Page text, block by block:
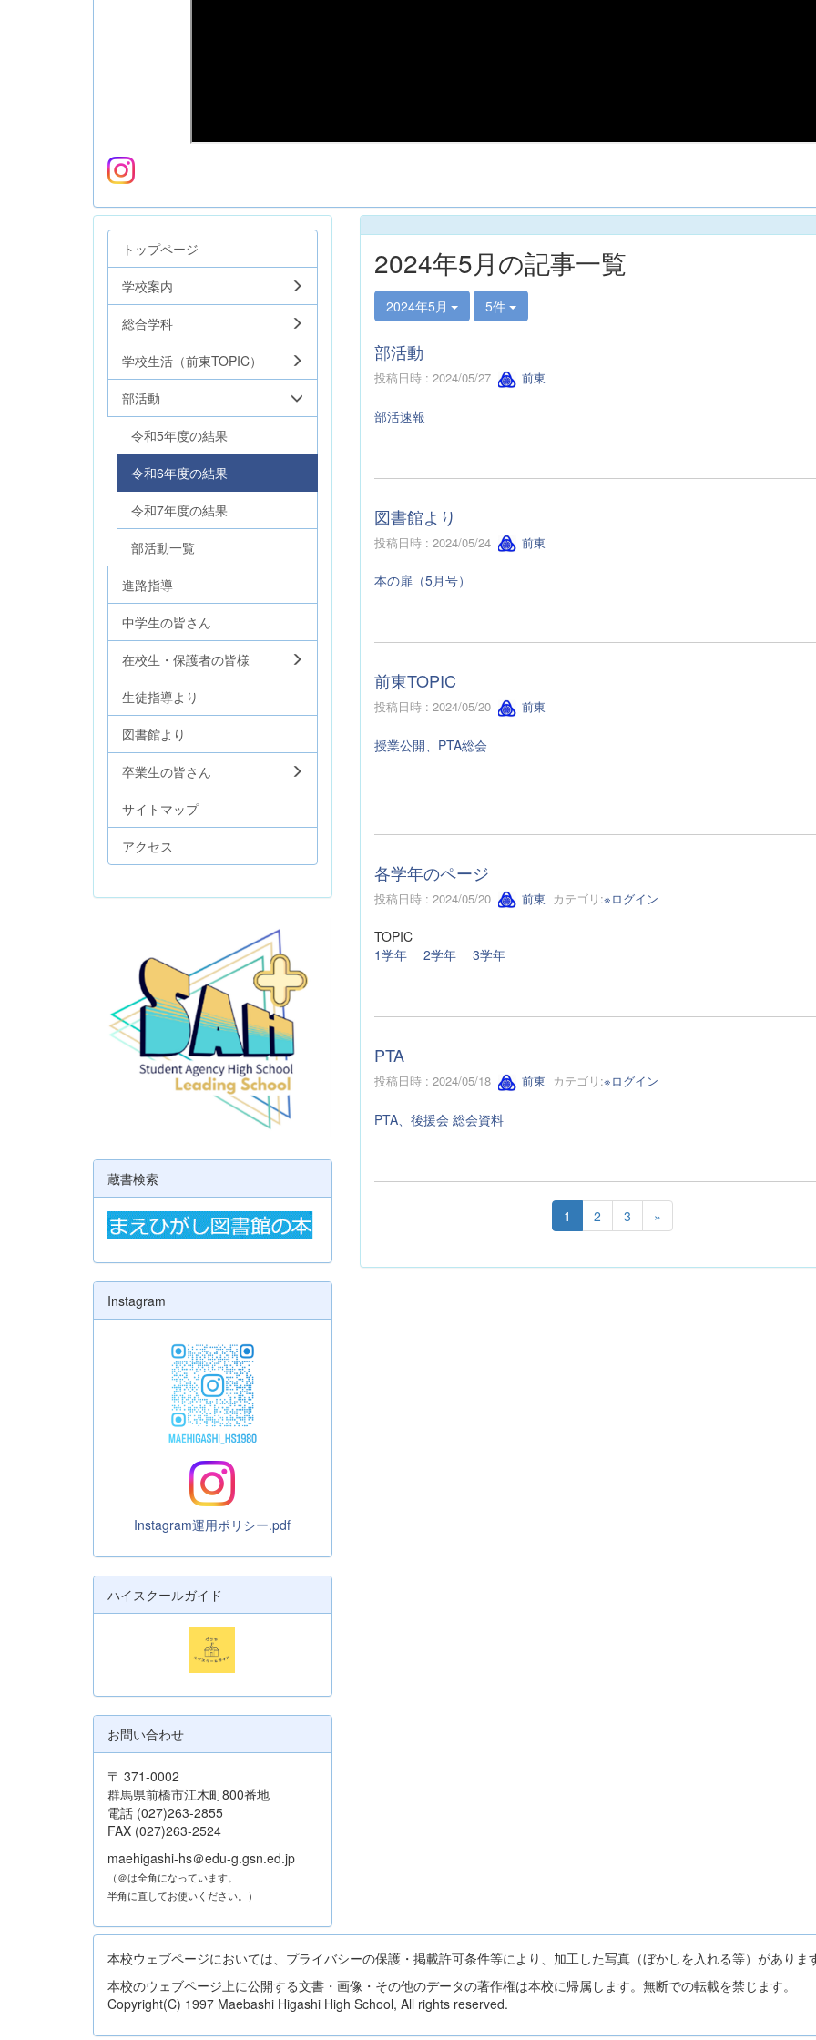
2024年5月の記事一覧
2024年5月 5件
部活動
投稿日時 : 2024/05/27 前東
部活速報
図書館より
投稿日時 : 2024/05/24 前東
本の扉（5月号）
前東TOPIC
投稿日時 : 2024/05/20 前東
授業公開、PTA総会
各学年のページ
投稿日時 : 2024/05/20 前東 カテゴリ:※ログイン
TOPIC
1学年
2学年 3学年
PTA
投稿日時 : 2024/05/18 前東 カテゴリ:※ログイン
PTA、後援会 総会資料
1 2 3 »
トップページ
学校案内
総合学科
学校生活（前東TOPIC）
部活動
令和5年度の結果
令和6年度の結果
令和7年度の結果
部活動一覧
進路指導
中学生の皆さん
在校生・保護者の皆様
生徒指導より
図書館より
卒業生の皆さん
サイトマップ
アクセス
蔵書検索
Instagram
Instagram運用ポリシー.pdf
ハイスクールガイド
お問い合わせ
〒 371-0002
群馬県前橋市江木町800番地
電話 (027)263-2855
FAX (027)263-2524
maehigashi-hs＠edu-g.gsn.ed.jp
（＠は全角になっています。
半角に直してお使いください。）
本校ウェブページにおいては、プライバシーの保護・掲載許可条件等により、加工した写真（ぼかしを入れる等）がありま
本校のウェブページ上に公開する文書・画像・その他のデータの著作権は本校に帰属します。無断での転載を禁じます。
Copyright(C) 1997 Maebashi Higashi High School, All rights reserved.